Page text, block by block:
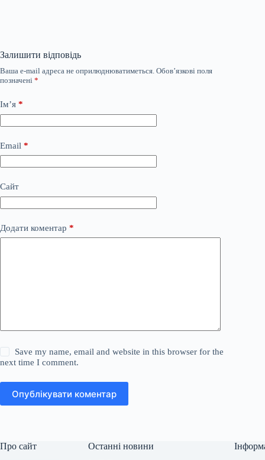
Залишити відповідь
Ваша e-mail адреса не оприлюднюватиметься. Обов’язкові поля
позначені *
Ім’я *
Email *
Сайт
Додати коментар *
Save my name, email and website in this browser for the
next time I comment.
Опублікувати коментар
Про сайт Останні новини